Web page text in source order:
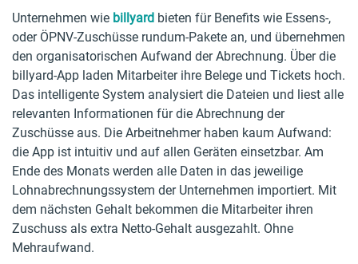
Unternehmen wie billyard bieten für Benefits wie Essens-,
oder ÖPNV-Zuschüsse rundum-Pakete an, und übernehmen
den organisatorischen Aufwand der Abrechnung. Über die
billyard-App laden Mitarbeiter ihre Belege und Tickets hoch.
Das intelligente System analysiert die Dateien und liest alle
relevanten Informationen für die Abrechnung der
Zuschüsse aus. Die Arbeitnehmer haben kaum Aufwand:
die App ist intuitiv und auf allen Geräten einsetzbar. Am
Ende des Monats werden alle Daten in das jeweilige
Lohnabrechnungssystem der Unternehmen importiert. Mit
dem nächsten Gehalt bekommen die Mitarbeiter ihren
Zuschuss als extra Netto-Gehalt ausgezahlt. Ohne
Mehraufwand.